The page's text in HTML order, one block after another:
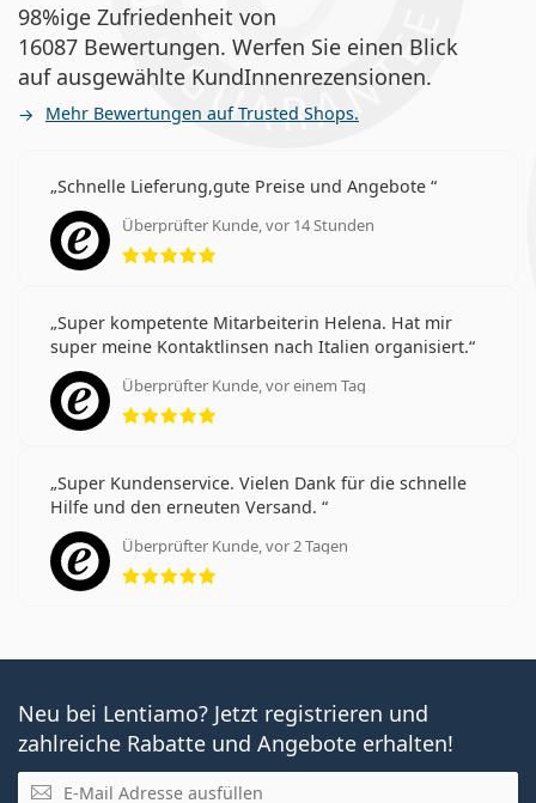
98%ige Zufriedenheit von
16087 Bewertungen. Werfen Sie einen Blick
auf ausgewählte KundInnenrezensionen.
Mehr Bewertungen auf Trusted Shops.
Schnelle Lieferung,gute Preise und Angebote
Überprüfter Kunde, vor 14 Stunden
Bewertung 5 aus 5
Super kompetente Mitarbeiterin Helena. Hat mir
super meine Kontaktlinsen nach Italien organisiert.
Überprüfter Kunde, vor einem Tag
Bewertung 5 aus 5
Super Kundenservice. Vielen Dank für die schnelle
Hilfe und den erneuten Versand.
Überprüfter Kunde, vor 2 Tagen
Bewertung 5 aus 5
Neu bei Lentiamo? Jetzt registrieren und
zahlreiche Rabatte und Angebote erhalten!
E-Mail